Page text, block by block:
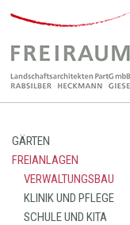
GÄRTEN
FREIANLAGEN
VERWALTUNGSBAU
KLINIK UND PFLEGE
SCHULE UND KITA